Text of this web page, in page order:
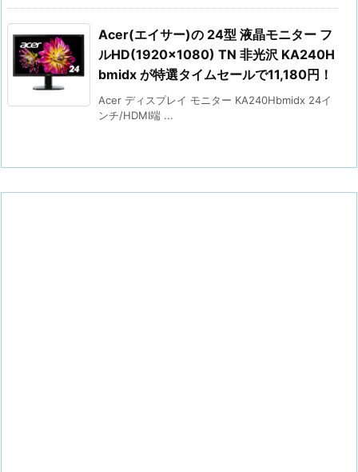
Acer(エイサー)の 24型 液晶モニター フ
ルHD(1920×1080) TN 非光沢 KA240H
bmidx が特選タイムセールで11,180円！
Acer ディスプレイ モニター KA240Hbmidx 24イ
ンチ/HDMI端 ...